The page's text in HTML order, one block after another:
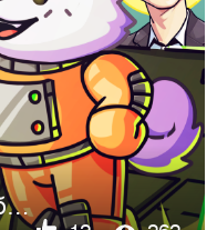
MOONDOG — Разработка визуального стиля